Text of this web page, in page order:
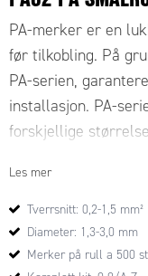
PA-merker er en
før tilkobling. På
PA-serien,
installasjon. PA-
forskjellige
Bestillingsnummer
rull.
Bestillingsnummer
Æ, Ø og Å bestilles
Les mer
Tverrsnitt: 0,2-1,5 mm²
Diameter: 1,3-3,0 mm
Merker på rull a 500